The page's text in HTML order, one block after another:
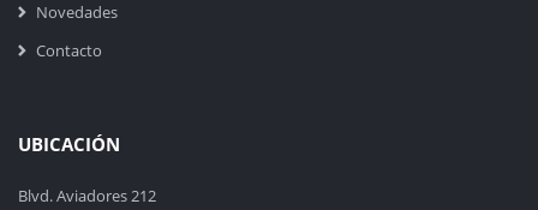
Novedades
Contacto
UBICACIÓN
Blvd. Aviadores 212